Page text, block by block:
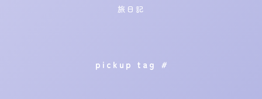
旅日記
pickup tag #